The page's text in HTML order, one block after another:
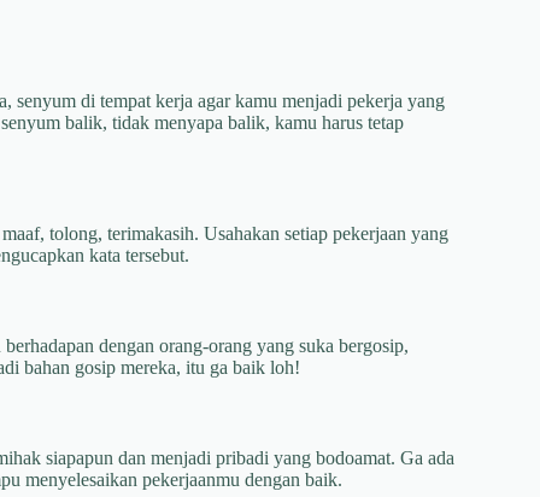
senyum di tempat kerja agar kamu menjadi pekerja yang
balik, tidak menyapa balik, kamu harus tetap
tolong, terimakasih. Usahakan setiap pekerjaan yang
kata tersebut.
dengan orang-orang yang suka bergosip,
bahan gosip mereka, itu ga baik loh!
siapapun dan menjadi pribadi yang bodoamat. Ga ada
menyelesaikan pekerjaanmu dengan baik.